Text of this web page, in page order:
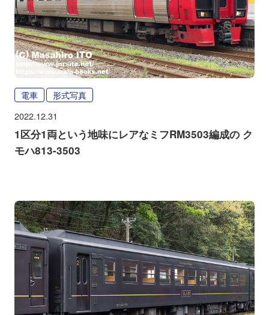
電車 形式写真
2022.12.31
1区分1両という地味にレアなミフRM3503編成の ク
モハ813-3503